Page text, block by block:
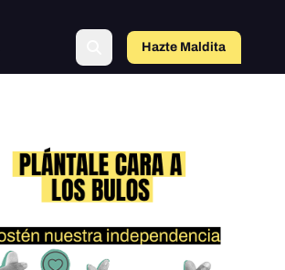
Hazte Maldito
a